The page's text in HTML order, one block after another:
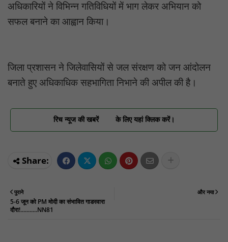
अधिकारियों ने विभिन्न गतिविधियों में भाग लेकर अभियान को
सफल बनाने का आह्वान किया।
जिला प्रशासन ने जिलेवासियों से जल संरक्षण को जन आंदोलन
बनाते हुए अधिकाधिक सहभागिता निभाने की अपील की है।
रिच न्यूज की खबरें के लिए यहां क्लिक करें।
और नया
पुराने
5-6 जून को PM मोदी का संभावित गाडरवारा
दौरा!...........NN81